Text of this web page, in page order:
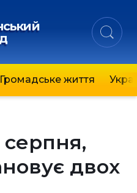
Громадське життя
серпня,
двох